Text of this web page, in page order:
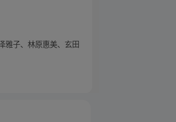
雅子、林原惠美、玄田